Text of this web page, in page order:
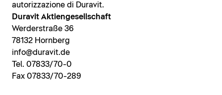
autorizzazione di Duravit.
Duravit Aktiengesellschaft
Werderstraße 36
78132 Hornberg
info@duravit.de
Tel. 07833/70-0
Fax 07833/70-289